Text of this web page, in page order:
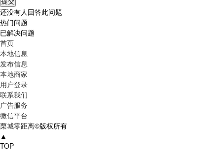
还没有人回答此问题
热门问题
已解决问题
首页
本地信息
发布信息
本地商家
用户登录
联系我们
广告服务
微信平台
栗城零距离©版权所有
▲
TOP